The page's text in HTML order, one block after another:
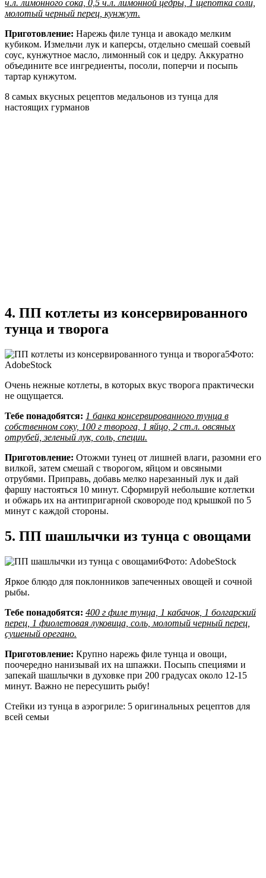
ч.л. лимонного сока, 0,5 ч.л. лимонной цедры, 1 щепотка соли,
молотый черный перец, кунжут.
Приготовление: Нарежь филе тунца и авокадо мелким
кубиком. Измельчи лук и каперсы, отдельно смешай соевый
соус, кунжутное масло, лимонный сок и цедру. Аккуратно
объедините все ингредиенты, посоли, поперчи и посыпь
тартар кунжутом.
8 самых вкусных рецептов медальонов из тунца для
настоящих гурманов
4. ПП котлеты из консервированного
тунца и творога
Фото:
AdobeStock
Очень нежные котлеты, в которых вкус творога практически
не ощущается.
Тебе понадобятся: 1 банка консервированного тунца в
собственном соку, 100 г творога, 1 яйцо, 2 ст.л. овсяных
отрубей, зеленый лук, соль, специи.
Приготовление: Отожми тунец от лишней влаги, разомни его
вилкой, затем смешай с творогом, яйцом и овсяными
отрубями. Приправь, добавь мелко нарезанный лук и дай
фаршу настояться 10 минут. Сформируй небольшие котлетки
и обжарь их на антипригарной сковороде под крышкой по 5
минут с каждой стороны.
5. ПП шашлычки из тунца с овощами
Фото: AdobeStock
Яркое блюдо для поклонников запеченных овощей и сочной
рыбы.
Тебе понадобятся: 400 г филе тунца, 1 кабачок, 1 болгарский
перец, 1 фиолетовая луковица, соль, молотый черный перец,
сушеный орегано.
Приготовление: Крупно нарежь филе тунца и овощи,
поочередно нанизывай их на шпажки. Посыпь специями и
запекай шашлычки в духовке при 200 градусах около 12-15
минут. Важно не пересушить рыбу!
Cтейки из тунца в аэрогриле: 5 оригинальных рецептов для
всей семьи